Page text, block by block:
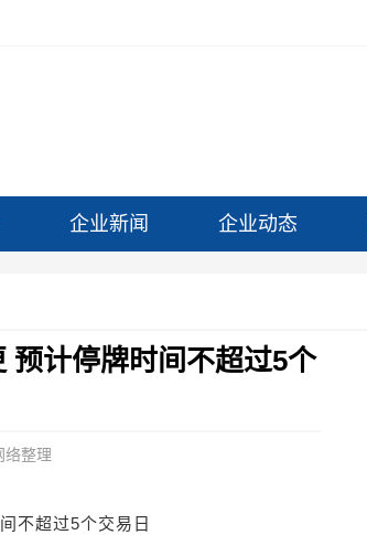
企业新闻 企业动态
预计停牌时间不超过5个
络整理
不超过5个交易日